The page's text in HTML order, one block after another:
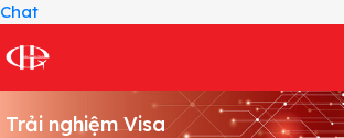
Chat
Trải nghiệm Visa